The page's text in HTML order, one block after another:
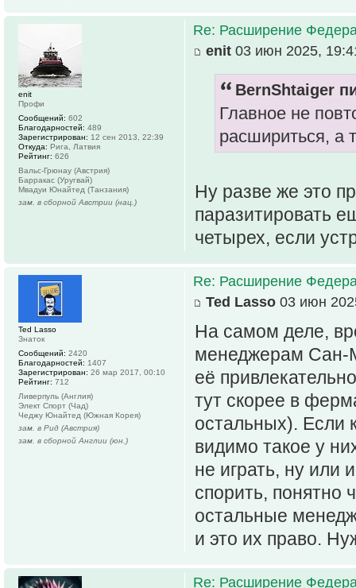
Re: Расширение
enit 03 июн 2025,
BernShtaiger
Главное не
расшириться, а
Ну разве же это
паразитировать
четырех, если
enit
Профи
Сообщений: 602
Благодарностей: 489
Зарегистрирован: 12 сен 2013, 22:39
Откуда: Рига, Латвия
Рейтинг: 626
Вальс-Грюнау (Австрия)
Барракас (Уругвай)
Мвадуи Юнайтед (Танзания)
зам. в сборной Австрии (нац.)
Re: Расширение
Ted Lasso 03 июн
На самом деле,
менеджерам Сан-
её
тут скорее в
остальных). Если
видимо такое у
не играть, ну или
спорить, понятно
остальные
и это их право.
Ted Lasso
Знаток
Сообщений: 2420
Благодарностей: 1407
Зарегистрирован: 26 мар 2017, 00:10
Рейтинг: 712
Ливерпуль (Англия)
Элект Спорт (Чад)
Чеджу Юнайтед (Южная Корея)
зам. в Рид (Австрия)
зам. в сборной Англии (юн.)
Re: Расширение